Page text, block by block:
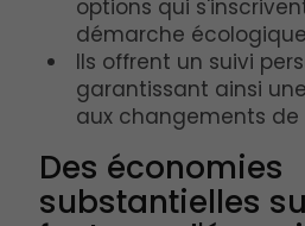
options qui
démarche
Ils offrent un suivi
garantissant ainsi
aux changements de
Des économies
substantielles